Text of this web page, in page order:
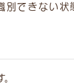
別できない状